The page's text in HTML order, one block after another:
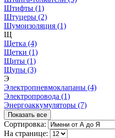
Штифты (1)
Штуцеры (2)
Шумоизоляция (1)
Щ
Щетка (4)
Щетки (1)
Щиты (1)
Щупы (3)
Э
Электропневмоклапаны (4)
Электропровода (1)
Энергоаккумуляторы (7)
Показать все
Сортировка:
На странице: